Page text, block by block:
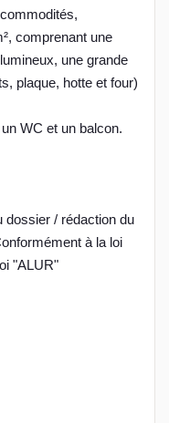
comprenant une
une grande
plaque, hotte et four)
WC et un balcon.
dossier / rédaction du
à la loi
"ALUR"